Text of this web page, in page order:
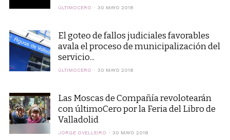
ÚLTIMOCERO 30 MAYO 2018
El goteo de fallos judiciales favorables
avala el proceso de municipalización del
servicio...
ÚLTIMOCERO 30 MAYO 2018
Las Moscas de Compañía revolotearán
con últimoCero por la Feria del Libro de
Valladolid
JORGE OVELLEIRO 30 MAYO 2018